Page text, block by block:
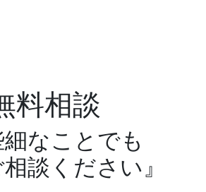
細なことでも
談ください』